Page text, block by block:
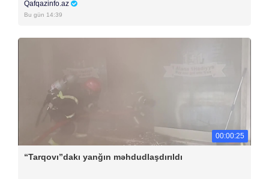
Qafqazinfo.az
Bu gün 14:39
00:00:25
“Tarqovı”dakı yanğın məhdudlaşdırıldı